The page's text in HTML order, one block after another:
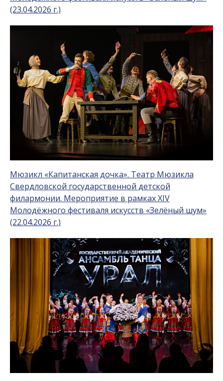
(23.04.2026 г.)
Мюзикл «Капитанская дочка». Театр Мюзикла
Свердловской государственной детской
филармонии. Мероприятие в рамках XIV
Молодёжного фестиваля искусств «Зелёный шум»
(22.04.2026 г.)